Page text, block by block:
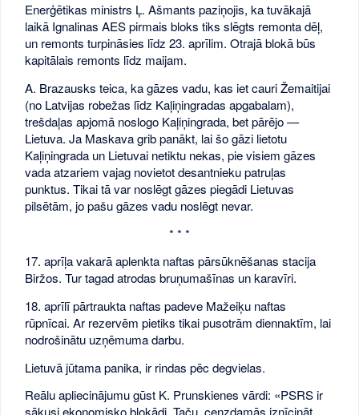
Enerģētikas ministrs Ļ. Ašmants paziņojis, ka tuvākajā
laikā Ignalinas AES pirmais bloks tiks slēgts remonta dēļ,
un remonts turpināsies līdz 23. aprīlim. Otrajā blokā būs
kapitālais remonts līdz maijam.
A. Brazausks teica, ka gāzes vadu, kas iet cauri Žemaitijai
(no Latvijas robežas līdz Kaļiņingradas apgabalam),
trešdaļas apjomā noslogo Kaļiņingrada, bet pārējo —
Lietuva. Ja Maskava grib panākt, lai šo gāzi lietotu
Kaļiņingrada un Lietuvai netiktu nekas, pie visiem gāzes
vada atzariem vajag novietot desantnieku patruļas
punktus. Tikai tā var noslēgt gāzes piegādi Lietuvas
pilsētām, jo pašu gāzes vadu noslēgt nevar.
* * *
17. aprīļa vakarā aplenkta naftas pārsūknēšanas stacija
Biržos. Tur tagad atrodas bruņumašīnas un karavīri.
18. aprīlī pārtraukta naftas padeve Mažeiķu naftas
rūpnīcai. Ar rezervēm pietiks tikai pusotrām diennaktīm, lai
nodrošinātu uzņēmuma darbu.
Lietuvā jūtama panika, ir rindas pēc degvielas.
Reālu apliecinājumu gūst K. Prunskienes vārdi: «PSRS ir